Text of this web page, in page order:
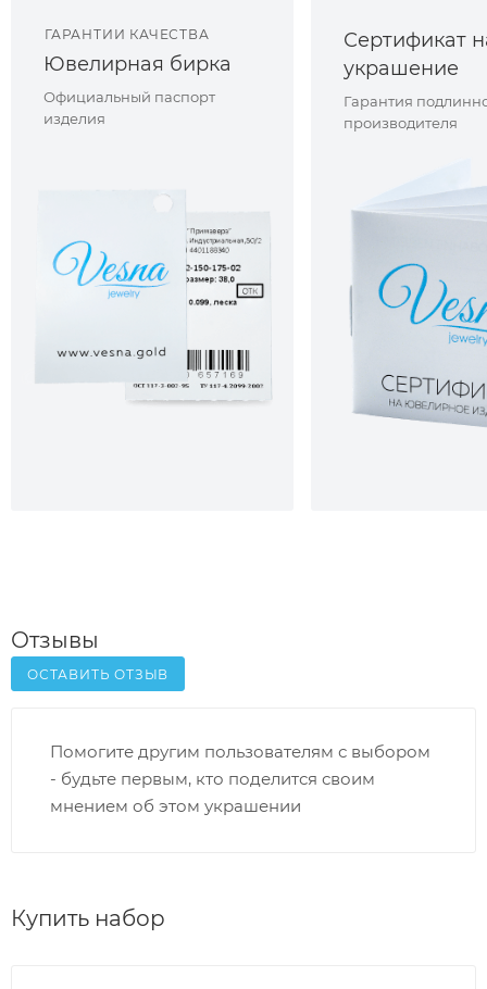
ГАРАНТИИ КАЧЕСТВА
Ювелирная бирка
Официальный паспорт
изделия
Сертификат
украшение
Гарантия
производителя
Отзывы
ОСТАВИТЬ ОТЗЫВ
Помогите другим пользователям с выбором
- будьте первым, кто поделится своим
мнением об этом украшении
Купить набор